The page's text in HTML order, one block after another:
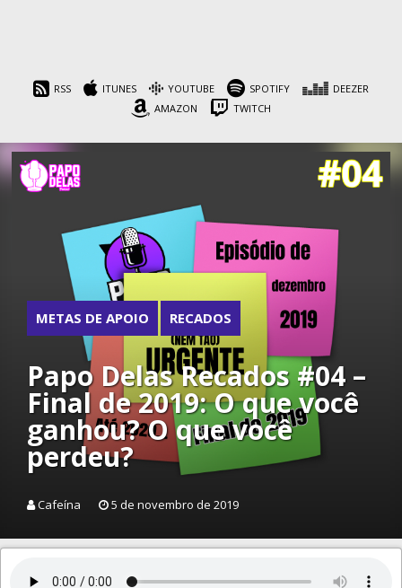
RSS ITUNES YOUTUBE SPOTIFY
DEEZER
AMAZON
TWITCH
METAS DE APOIO RECADOS
Papo Delas Recados #04 –
Final de 2019: O que você
ganhou? O que você
perdeu?
Cafeína 5 de novembro de 2019